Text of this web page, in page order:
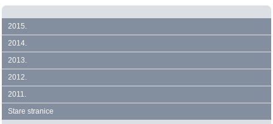
2015.
2014.
2013.
2012.
2011.
Stare stranice